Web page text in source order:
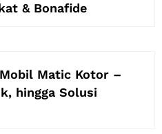
& Bonafide
Matic Kotor –
hingga Solusi